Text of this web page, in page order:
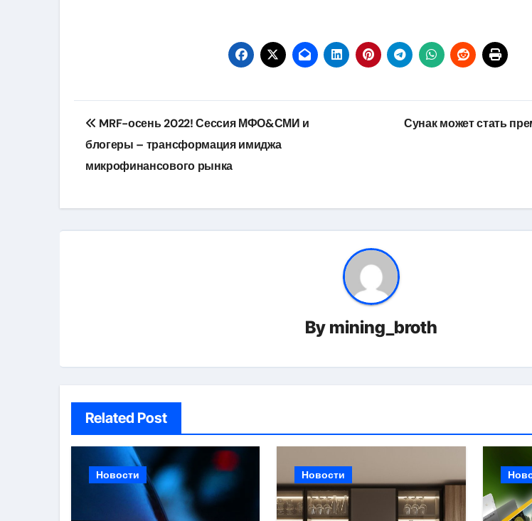
Навигация
по
записям
MRF-осень 2022! Сессия МФО&СМИ и
блогеры – трансформация имиджа
микрофинансового рынка
Сунак может стать
By mining_broth
Related Post
Новости Новости